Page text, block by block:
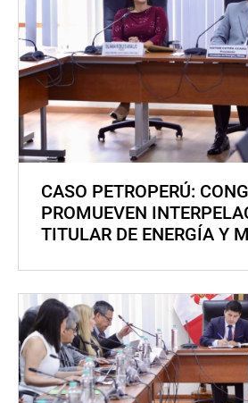
CASO PETROPERÚ:
PROMUEVEN
TITULAR DE ENERGÍA Y